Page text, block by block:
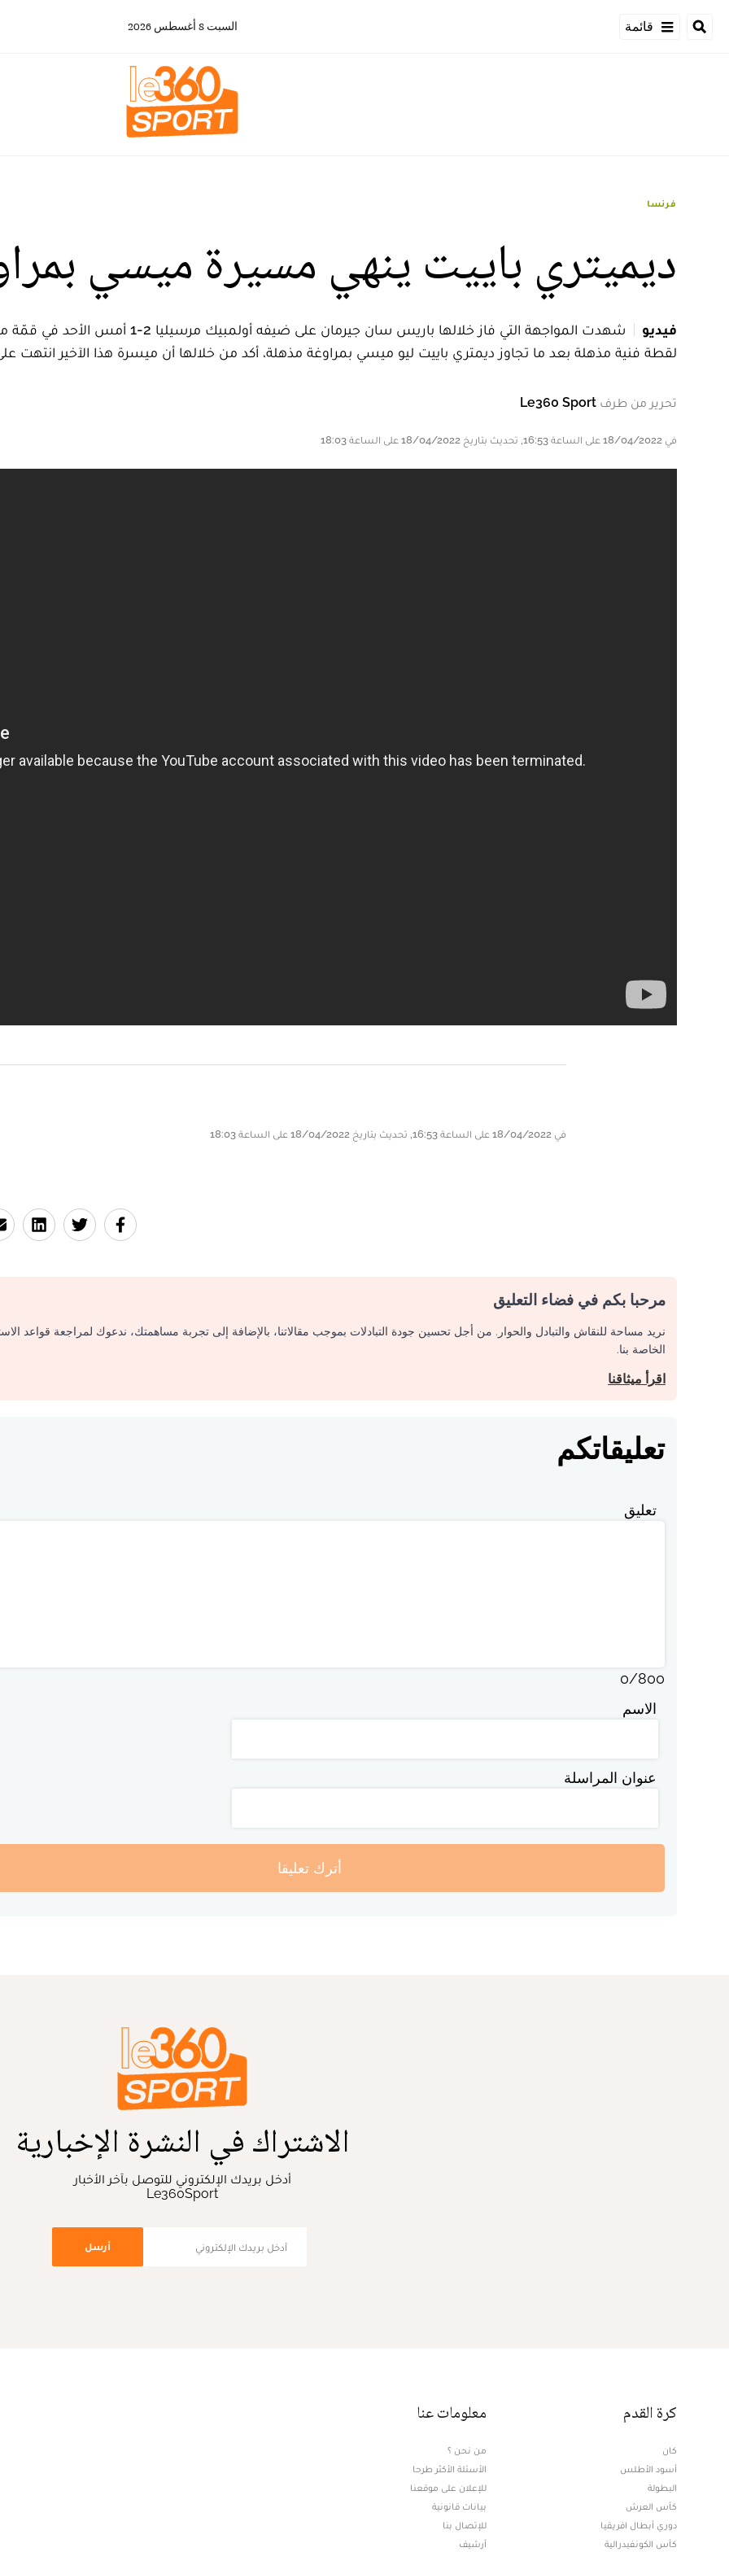
قائمة السبت 8 أغسطس 2026
فرنسا
ديميتري باييت ينهي مسيرة ميسي
فيديو
لقطة فنية مذهلة بعد ما تجاوز ديمتري باييت ليو ميسي بمراوغة مذهلة، أكد من خلالها أن ميسرة هذا الآخير انتهت
تحرير من طرف Le360 Sport
في 18/04/2022 على الساعة 16:53, تحديث بتاريخ 18/04/2022 على الساعة 18:03
في 18/04/2022 على الساعة 16:53, تحديث بتاريخ 18/04/2022 على الساعة 18:03
مرحبا بكم في فضاء التعليق
نريد مساحة للنقاش والتبادل والحوار. من أجل تحسين جودة التبادلات بموجب مقالاتنا، بالإضافة إلى تجربة مساهمتك، ندعوك لمراجعة قواعد
الخاصة بنا.
اقرأ ميثاقنا
تعليقاتكم
تعليق
0/800
الاسم
عنوان المراسلة
أترك تعليقا
الاشتراك في النشرة الإخبارية
أدخل بريدك الإلكتروني للتوصل بآخر الأخبار
Le360Sport
أرسل
كرة القدم
كان
أسود الأطلس
البطولة
كأس العرش
دوري أبطال افريقيا
كأس الكونفيدرالية
معلومات عنا
من نحن ؟
الأسئلة الأكثر طرحا
للإعلان على موقعنا
بيانات قانونية
للإتصال بنا
أرشيف